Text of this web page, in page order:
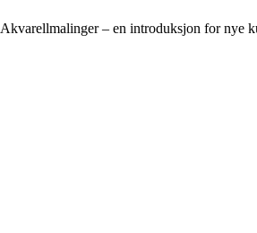
Akvarellmalinger – en introduksjon for nye